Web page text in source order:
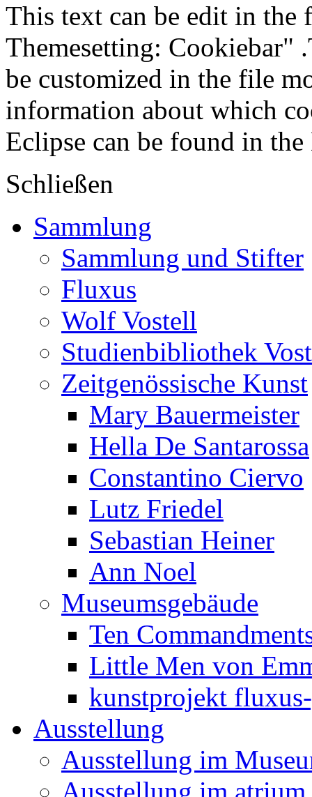
This text can be edit in the
Themesetting: Cookiebar"
be customized in the file
information about which
Eclipse can be found in
Schließen
Sammlung
Sammlung und Stifter
Fluxus
Wolf Vostell
Studienbibliothek
Zeitgenössische Kunst
Mary Bauermeister
Hella De Santarossa
Constantino Ciervo
Lutz Friedel
Sebastian Heiner
Ann Noel
Museumsgebäude
Ten
Little Men von
kunstprojekt
Ausstellung
Ausstellung im